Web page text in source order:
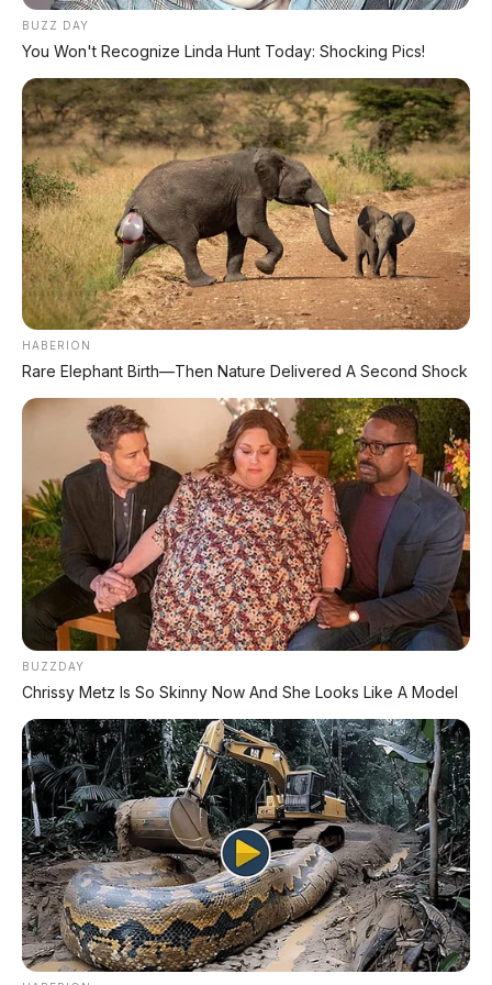
PROMO TERBATAS!
Voucher Belanja Rp 100.000
*Klik untuk klaim di marketplace pilihanmu
AMBIL >
BUZZ DAY
You Won't Recognize Linda Hunt Today: Shocking Pics!
HABERION
Rare Elephant Birth—Then Nature Delivered A Second Shock
BUZZDAY
Chrissy Metz Is So Skinny Now And She Looks Like A Model